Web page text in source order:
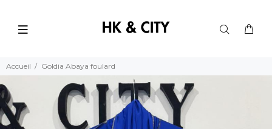
Accueil Goldia Abaya foulard